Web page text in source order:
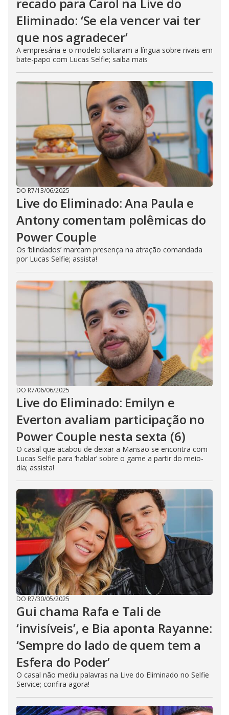
recado para Carol na Live do
Eliminado: ‘Se ela vencer vai ter
que nos agradecer’
A empresária e o modelo soltaram a língua sobre rivais em
bate-papo com Lucas Selfie; saiba mais
DO R7/13/06/2025
Live do Eliminado: Ana Paula e
Antony comentam polêmicas do
Power Couple
Os ‘blindados’ marcam presença na atração comandada
por Lucas Selfie; assista!
DO R7/06/06/2025
Live do Eliminado: Emilyn e
Everton avaliam participação no
Power Couple nesta sexta (6)
O casal que acabou de deixar a Mansão se encontra com
Lucas Selfie para ‘hablar’ sobre o game a partir do meio-
dia; assista!
DO R7/30/05/2025
Gui chama Rafa e Tali de
‘invisíveis’, e Bia aponta Rayanne:
‘Sempre do lado de quem tem a
Esfera do Poder’
O casal não mediu palavras na Live do Eliminado no Selfie
Service; confira agora!